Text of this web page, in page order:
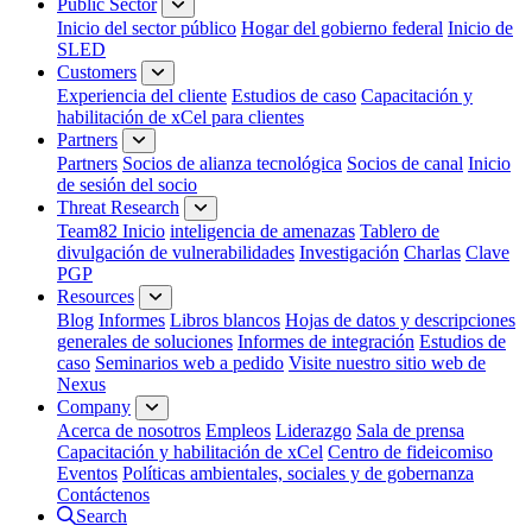
Inicio del sector público Hogar del gobierno federal Inicio de
SLED
Customers
Experiencia del cliente Estudios de caso Capacitación y
habilitación de xCel para clientes
Partners
Partners Socios de alianza tecnológica Socios de canal Inicio
de sesión del socio
Threat Research
Team82 Inicio inteligencia de amenazas Tablero de
divulgación de vulnerabilidades Investigación Charlas Clave
PGP
Resources
Blog Informes Libros blancos Hojas de datos y descripciones
generales de soluciones Informes de integración Estudios de
caso Seminarios web a pedido Visite nuestro sitio web de
Nexus
Company
Acerca de nosotros Empleos Liderazgo Sala de prensa
Capacitación y habilitación de xCel Centro de fideicomiso
Eventos Políticas ambientales, sociales y de gobernanza
Contáctenos
Search